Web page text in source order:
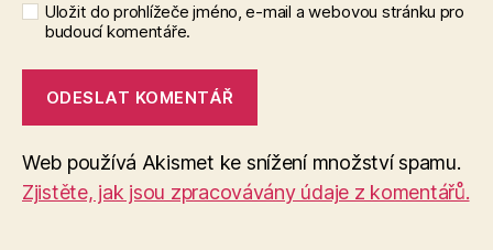
Uložit do prohlížeče jméno, e-mail a webovou stránku pro
budoucí komentáře.
Web používá Akismet ke snížení množství spamu.
Zjistěte, jak jsou zpracovávány údaje z komentářů.